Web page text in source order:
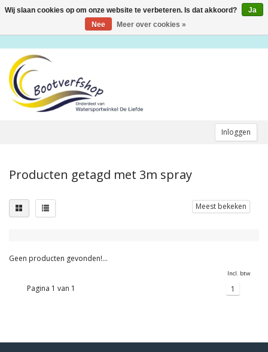
Inloggen
Toggle
Producten getagd met 3m spray
Meest bekeken
Geen producten gevonden!...
Incl. btw
Pagina 1 van 1 1
Wij slaan cookies op om onze website te verbeteren. Is dat akkoord?
Ja
Nee
Meer over cookies »